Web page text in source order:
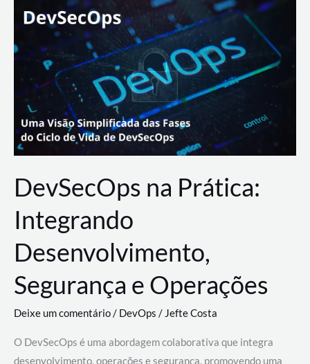
Lance
Rural
DevSecOps na Prática:
Integrando
Desenvolvimento,
Segurança e Operações
Deixe um comentário/ DevOps /Jefte Costa
O DevSecOps é uma abordagem colaborativa que integra
desenvolvimento, operações e segurança, promovendo uma